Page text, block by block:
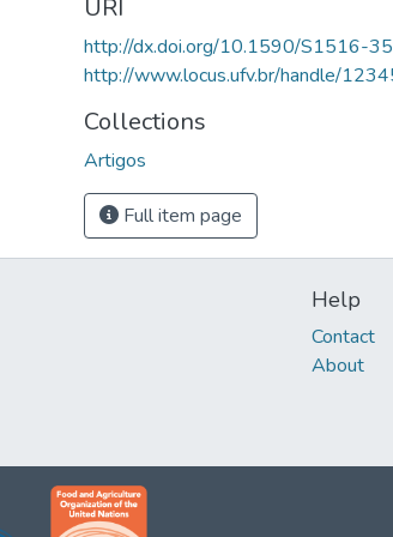
URI
http://dx.doi.org/10.1590/S1516-
http://www.locus.ufv.br/handle/
Collections
Artigos
Full item page
Help
Contact
About